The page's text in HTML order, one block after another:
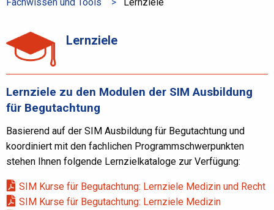
Lernziele
Lernziele zu den Modulen der SIM Ausbildung
für Begutachtung
Basierend auf der SIM Ausbildung für Begutachtung und
koordiniert mit den fachlichen Programmschwerpunkten
stehen Ihnen folgende Lernzielkataloge zur Verfügung:
SIM Kurse für Begutachtung: Lernziele Medizin und Recht
SIM Kurse für Begutachtung: Lernziele Medizin